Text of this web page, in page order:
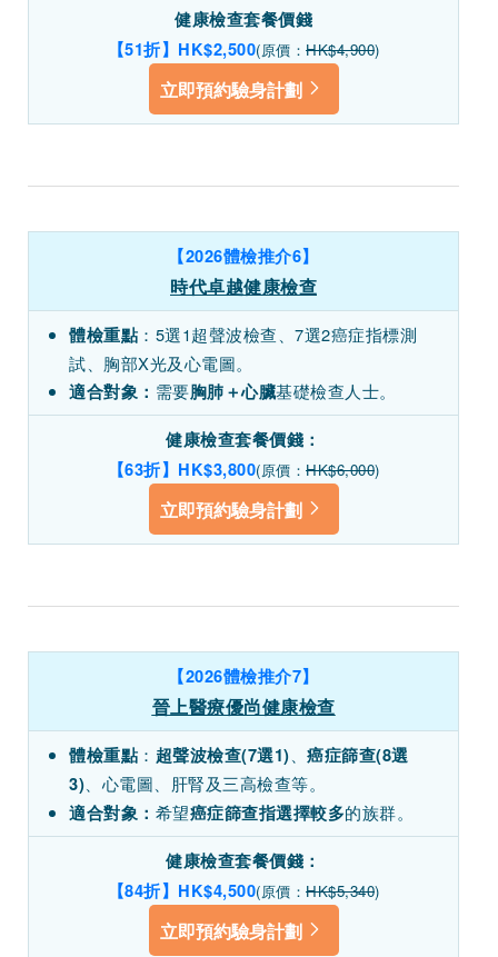
健康檢查套餐價錢
【51折】HK$2,500(原價： HK$4,900)
立即預約驗身計劃
【2026體檢推介6】
時代卓越健康檢查
體檢重點 ：5選1超聲波檢查、7選2癌症指標測
試、胸部X光及心電圖。
適合對象： 需要胸肺＋心臟基礎檢查人士。
健康檢查套餐價錢：
【63折】HK$3,800(原價： HK$6,000)
立即預約驗身計劃
【2026體檢推介7】
晉上醫療優尚健康檢查
體檢重點 ： 超聲波檢查(7選1)
癌症篩查(8選
3) 、心電圖、肝腎及三高檢查等。
適合對象： 希望癌症篩查指選擇較多的族群。
健康檢查套餐價錢：
【84折】HK$4,500(原價： HK$5,340)
立即預約驗身計劃